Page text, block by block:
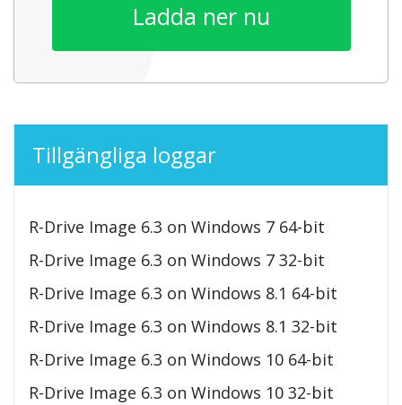
Ladda ner nu
Tillgängliga loggar
R-Drive Image 6.3 on Windows 7 64-bit
R-Drive Image 6.3 on Windows 7 32-bit
R-Drive Image 6.3 on Windows 8.1 64-bit
R-Drive Image 6.3 on Windows 8.1 32-bit
R-Drive Image 6.3 on Windows 10 64-bit
R-Drive Image 6.3 on Windows 10 32-bit